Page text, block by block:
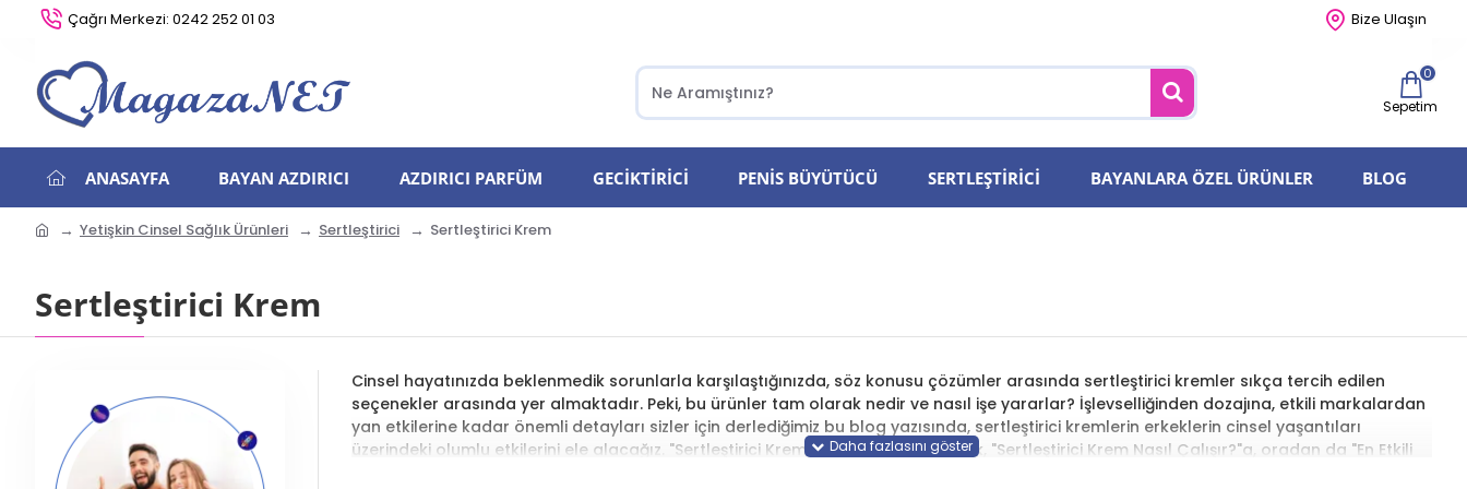
Çağrı Merkezi: 0242 252 01 03 Bize Ulaşın
Sepetim
0
ANASAYFA BAYAN AZDIRICI AZDIRICI PARFÜM GECIKTIRICI PENIS BÜYÜTÜCÜ SERTLEŞTIRICI BAYANLARA ÖZEL ÜRÜNLER BLOG
Yetişkin Cinsel Sağlık Ürünleri Sertleştirici Sertleştirici Krem
Sertleştirici Krem
Cinsel hayatınızda beklenmedik sorunlarla karşılaştığınızda, söz konusu çözümler arasında sertleştirici kremler sıkça tercih edilen
seçenekler arasında yer almaktadır. Peki, bu ürünler tam olarak nedir ve nasıl işe yararlar? İşlevselliğinden dozajına, etkili markalardan
yan etkilerine kadar önemli detayları sizler için derlediğimiz bu blog yazısında, sertleştirici kremlerin erkeklerin cinsel yaşantıları
üzerindeki olumlu etkilerini ele alacağız. "Sertleştirici Krem Nedir?" ile başlayarak, "Sertleştirici Krem Nasıl Çalışır?"a, oradan da "En Etkili